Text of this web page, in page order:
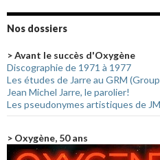
Nos dossiers
> Avant le succès d'Oxygène
Discographie de 1971 à 1977
Les études de Jarre au GRM
Jean Michel Jarre, le parolier!
Les pseudonymes artistiques de
> Oxygène, 50 ans